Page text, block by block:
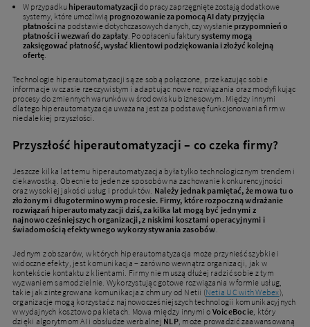
W przypadku hiperautomatyzacjido pracy zaprzęgnięte zostają dodatkowe
systemy, które umożliwią prognozowanie za pomocą AI daty przyjęcia
płatności na podstawie dotychczasowych danych, czy wysłanie przypomnień o
płatności i wezwań do zapłaty . Po opłaceniu fakturysystemy mogą
zaksięgować płatność, wysłać klientowi podziękowania i złożyć kolejną
ofertę
Technologie hiperautomatyzacji są ze sobą połączone, przekazując sobie
informacje w czasie rzeczywistym i adaptując nowe rozwiązania oraz modyfikując
procesy do zmiennych warunków w środowisku biznesowym. Między innymi
dlatego hiperautomatyzacja uważana jest za podstawę funkcjonowania firm w
niedalekiej przyszłości.
Przyszłość hiperautomatyzacji – co czeka firmy?
Jeszcze kilka lat temu hiperautomatyzacja była tylko technologicznym trendem i
ciekawostką. Obecnie to jeden ze sposobów na zachowanie konkurencyjności
oraz wysokiej jakości usług i produktów. Należy jednak pamiętać, że mowa tu o
złożonym i długoterminowym procesie. Firmy, które rozpoczną wdrażanie
rozwiązań hiperautomatyzacji dziś, za kilka lat mogą być jednymi z
najnowocześniejszych organizacji, z niskimi kosztami operacyjnymi i
świadomością efektywnego wykorzystywania zasobów
Jednym z obszarów, w których hiperautomatyzacja może przynieść szybkie i
widoczne efekty, jest komunikacja – zarówno wewnątrz organizacji, jak w
kontekście kontaktu z klientami. Firmy nie muszą dłużej radzić sobie z tym
wyzwaniem samodzielnie. Wykorzystując gotowe rozwiązania w formie usług,
takie jak zintegrowana komunikacja z chmury od Netii (Netia UC with Webex),
organizacje mogą korzystać z najnowocześniejszych technologii komunikacyjnych
w wydajnych kosztowo pakietach. Mowa między innymi o VoiceBocie , który
dzięki algorytmom AI i obsłudze werbalnej NLP, może prowadzić zaawansowaną